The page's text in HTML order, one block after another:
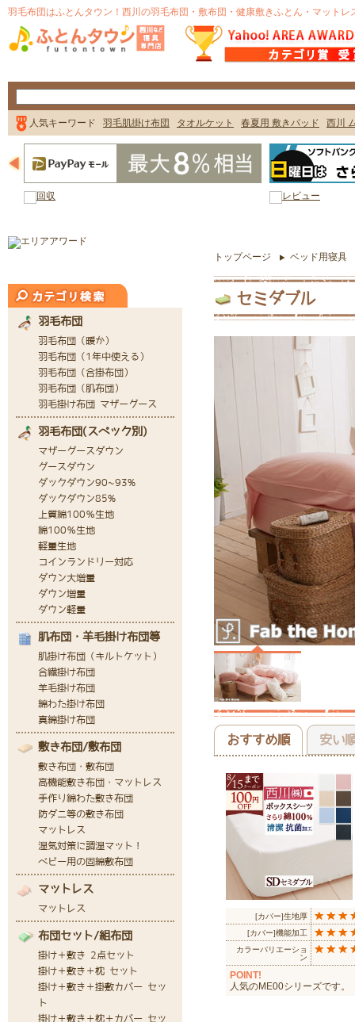
トップページ ベッド用寝具
セミダブル
おすすめ順 安い
[カバー]生地厚
[カバー]機能加工
カラーバリエーショ
ン
POINT!
人気のME00シリーズです。